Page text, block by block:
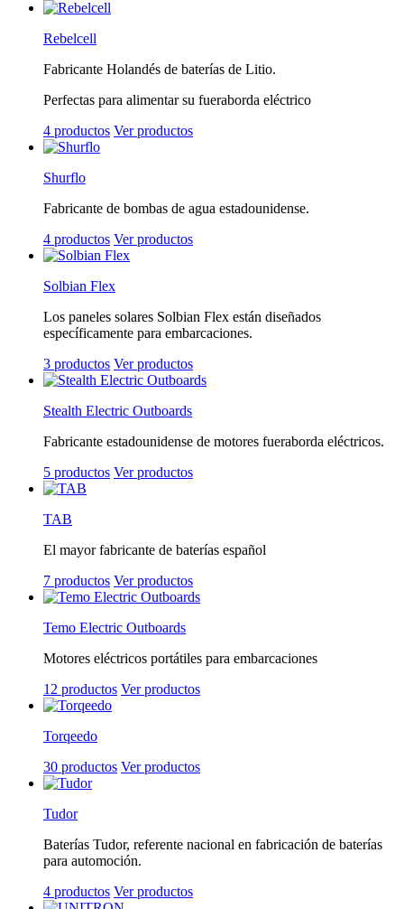
Rebelcell
Fabricante Holandés de baterías de Litio.
Perfectas para alimentar su fueraborda eléctrico
4 productos Ver productos
Shurflo
Fabricante de bombas de agua estadounidense.
4 productos Ver productos
Solbian Flex
Los paneles solares Solbian Flex están diseñados
específicamente para embarcaciones.
3 productos Ver productos
Stealth Electric Outboards
Fabricante estadounidense de motores fueraborda eléctricos.
5 productos Ver productos
TAB
El mayor fabricante de baterías español
7 productos Ver productos
Temo Electric Outboards
Motores eléctricos portátiles para embarcaciones
12 productos Ver productos
Torqeedo
30 productos Ver productos
Tudor
Baterías Tudor, referente nacional en fabricación de baterías
para automoción.
4 productos Ver productos